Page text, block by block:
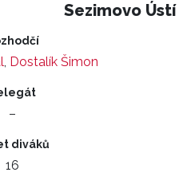
Sezimovo Ústí
, Dostalík Šimon
–
diváků
16